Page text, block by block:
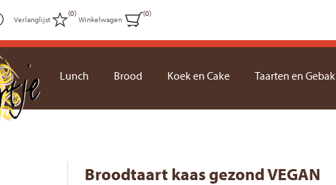
Verlanglijst
(0)
Winkelwagen
(0)
Lunch Brood Koek en Cake Taarten en Gebak
Broodtaart kaas gezond VEGAN